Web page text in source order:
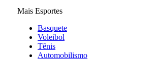
Mais Esportes
Basquete
Voleibol
Tênis
Automobilismo